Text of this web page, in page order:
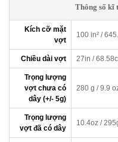
Thông số kĩ
Kích cỡ mặt
vợt
100 in² /
Chiều dài vợt 27in /
Trọng lượng
vợt chưa có
dây (+/- 5g)
280 g / 9.9
Trọng lượng
vợt đã có dây
10.4oz /